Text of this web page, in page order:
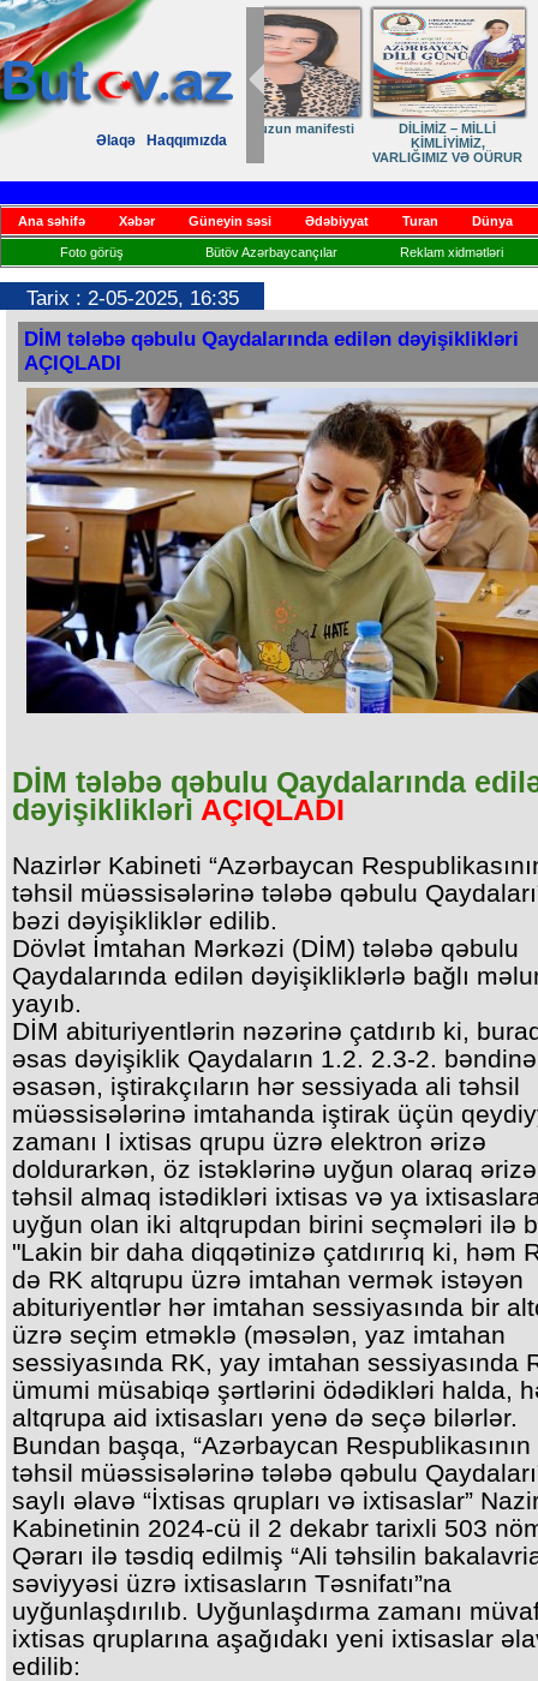
Əlaqə Haqqımızda
Elmanın öz dünyası
Dövlət
mətbuatın
əsas
Ana səhifə Xəbər Güneyin səsi Ədəbiyyat Turan Dünya
Foto görüş Bütöv Azərbaycançılar Reklam xidmətləri
Tarix : 2-05-2025, 16:35
DİM tələbə qəbulu Qaydalarında edilən dəyişiklikləri
AÇIQLADI
DİM tələbə qəbulu Qaydalarında
dəyişiklikləri AÇIQLADI
Nazirlər Kabineti “Azərbaycan
təhsil müəssisələrinə tələbə qəbulu
bəzi dəyişikliklər edilib.
Dövlət İmtahan Mərkəzi (DİM) tələbə qəbulu
Qaydalarında edilən dəyişikliklərlə bağlı
yayıb.
DİM abituriyentlərin nəzərinə çatdırıb ki,
əsas dəyişiklik Qaydaların 1.2. 2.3-2. bəndinə
əsasən, iştirakçıların hər sessiyada ali təhsil
müəssisələrinə imtahanda iştirak üçün
zamanı I ixtisas qrupu üzrə elektron ərizə
doldurarkən, öz istəklərinə uyğun olaraq
təhsil almaq istədikləri ixtisas və ya
uyğun olan iki altqrupdan birini seçmələri ilə
"Lakin bir daha diqqətinizə çatdırırıq ki, həm
də RK altqrupu üzrə imtahan vermək istəyən
abituriyentlər hər imtahan sessiyasında bir
üzrə seçim etməklə (məsələn, yaz imtahan
sessiyasında RK, yay imtahan sessiyasında
ümumi müsabiqə şərtlərini ödədikləri halda,
altqrupa aid ixtisasları yenə də seçə bilərlər.
Bundan başqa, “Azərbaycan Respublikasının
təhsil müəssisələrinə tələbə qəbulu
saylı əlavə “İxtisas qrupları və ixtisaslar”
Kabinetinin 2024-cü il 2 dekabr tarixli 503
Qərarı ilə təsdiq edilmiş “Ali təhsilin
səviyyəsi üzrə ixtisasların Təsnifatı”na
uyğunlaşdırılıb. Uyğunlaşdırma zamanı
ixtisas qruplarına aşağıdakı yeni ixtisaslar
edilib: